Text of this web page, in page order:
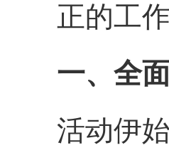
正的工
一、全
活动伊